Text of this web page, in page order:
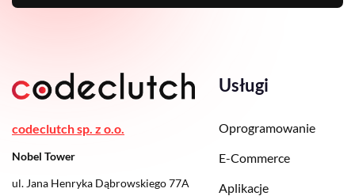
codeclutch sp. z o.o.
Nobel Tower
ul. Jana Henryka Dąbrowskiego 77A
Usługi
Oprogramowanie
E-Commerce
Aplikacje